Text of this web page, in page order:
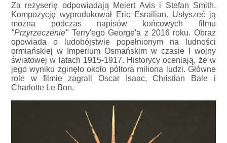
Za reżyserię odpowiadają Meiert Avis i Stefan Smith.
Kompozycję wyprodukował Eric Esrailian. Usłyszeć ją
można podczas napisów końcowych filmu
"Przyrzeczenie"Terry'ego George'a z 2016 roku. Obraz
opowiada o ludobójstwie popełnionym na ludności
ormiańskiej w Imperium Osmańskim w czasie I wojny
światowej w latach 1915-1917. Historycy oceniają, że w
jego wyniku zginęło około półtora miliona ludzi. Główne
role w filmie zagrali Oscar Isaac, Christian Bale i
Charlotte Le Bon.